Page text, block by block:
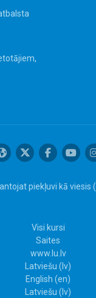
piekļuvi kā viesis (
Visi kursi
Saites
www.lu.lv
Latviešu ‎(lv)‎
English ‎(en)‎
Latviešu ‎(lv)‎